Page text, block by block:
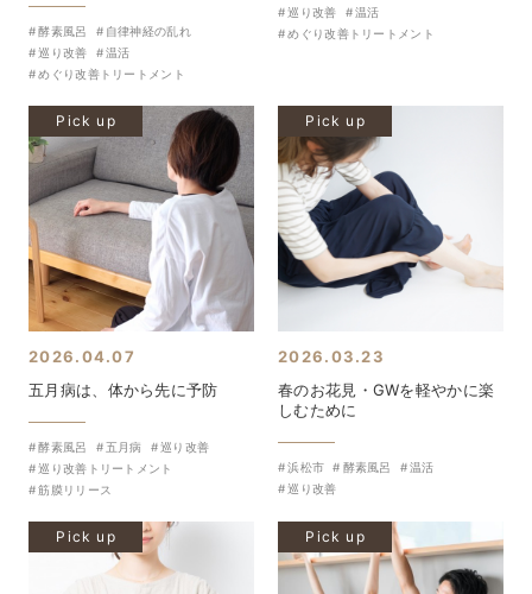
酵素風呂
自律神経の乱れ
巡り改善
温活
めぐり改善トリートメント
巡り改善
温活
めぐり改善トリートメント
Pick up
2026.04.07
五月病は、体から先に予防
酵素風呂 五月病
巡り改善
巡り改善トリートメント
筋膜リリース
Pick up
2026.03.23
春のお花見・GWを軽やかに楽
しむために
浜松市 酵素風呂
温活
巡り改善
Pick up Pick up